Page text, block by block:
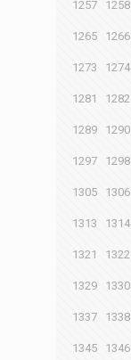
1257 1258
1265 1266
1273 1274
1281 1282
1289 1290
1297 1298
1305 1306
1313 1314
1321 1322
1329 1330
1337 1338
1345 1346